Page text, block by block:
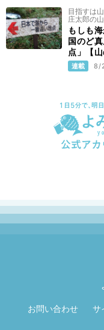
目指すは
庄太郎の
もしも
国のど
点」【
連載 8/
お問い合わせ サ